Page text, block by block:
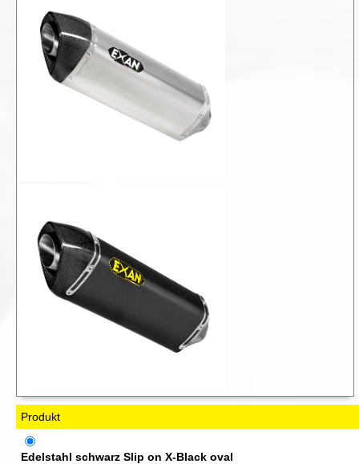
Produkt
Edelstahl schwarz Slip on X-Black oval